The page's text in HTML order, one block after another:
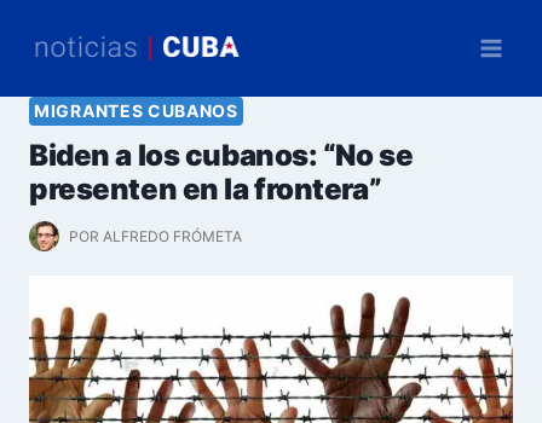
MIGRANTES CUBANOS
Biden a los cubanos: “No se
presenten en la frontera”
POR ALFREDO FRÓMETA